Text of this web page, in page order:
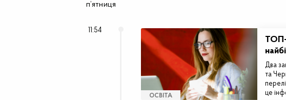
п’ятниця
11:54
ОСВІТА
ТОП-
Два
та
це